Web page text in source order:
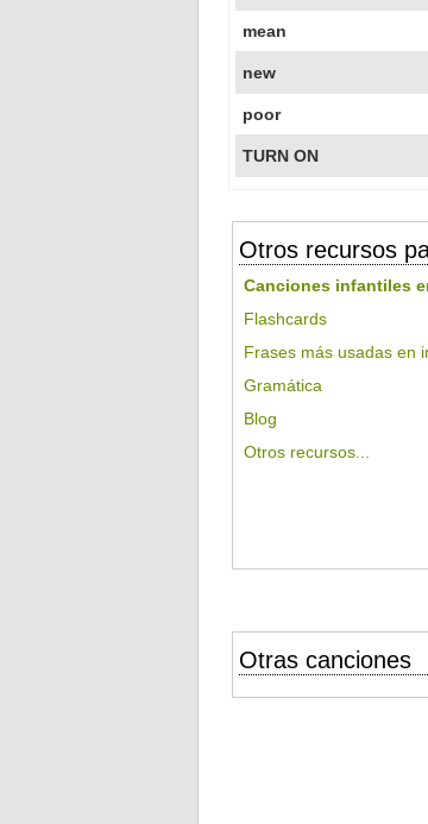
mean
new
poor
TURN ON
Otros recursos
Canciones infantiles
Flashcards
Frases más usadas en
Gramática
Blog
Otros recursos...
Otras canciones